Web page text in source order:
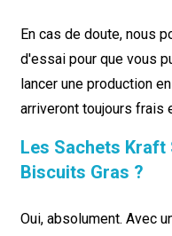
En cas de doute, nous
d'essai pour que vous
lancer une production
arriveront toujours frais
Les Sachets
Biscuits Gras ?
Oui, absolument. Avec